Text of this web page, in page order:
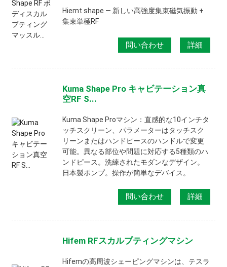
Hiemt shape — 新しい高強度集束磁気振動 +
集束単極RF
問い合わせ 詳細
Kuma Shape Pro キャビテーション真
空RF S...
Kuma Shape Proマシン：直感的な10インチタ
ッチスクリーン、パラメーターはタッチスク
リーンまたはハンドピースのハンドルで変更
可能。異なる部位や問題に対応する5種類のハ
ンドピース。洗練されたモダンなデザイン。
日本製ポンプ。操作が簡単なデバイス。
問い合わせ 詳細
Hifem RFスカルプティングマシン
Hifemの高周波シェーピングマシンは、テスラ